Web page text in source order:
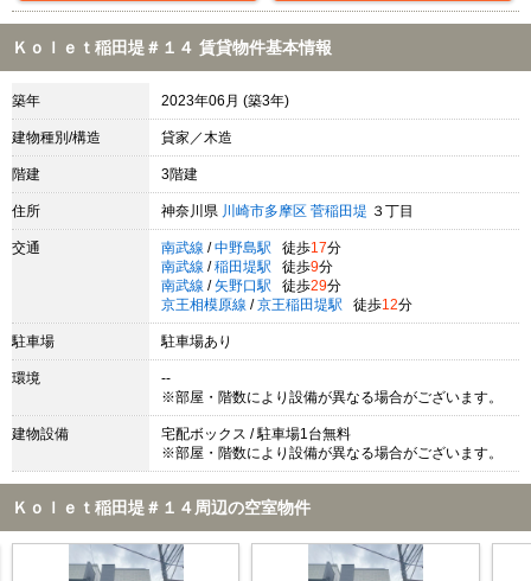
Ｋｏｌｅｔ稲田堤＃１４ 賃貸物件基本情報
築年 2023年06月 (築3年)
建物種別/構造 貸家／木造
階建 3階建
住所 神奈川県 川崎市多摩区 菅稲田堤 ３丁目
交通 南武線 / 中野島駅 徒歩17分
南武線 / 稲田堤駅 徒歩9分
南武線 / 矢野口駅 徒歩29分
京王相模原線 / 京王稲田堤駅 徒歩12分
駐車場 駐車場あり
環境
--
※部屋・階数により設備が異なる場合がございます。
建物設備
宅配ボックス / 駐車場1台無料
※部屋・階数により設備が異なる場合がございます。
Ｋｏｌｅｔ稲田堤＃１４周辺の空室物件